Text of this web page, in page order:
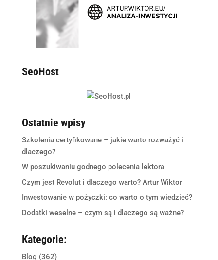
SeoHost
Ostatnie wpisy
Szkolenia certyfikowane – jakie warto rozważyć i
dlaczego?
W poszukiwaniu godnego polecenia lektora
Czym jest Revolut i dlaczego warto? Artur Wiktor
Inwestowanie w pożyczki: co warto o tym wiedzieć?
Dodatki weselne – czym są i dlaczego są ważne?
Kategorie:
Blog (362)